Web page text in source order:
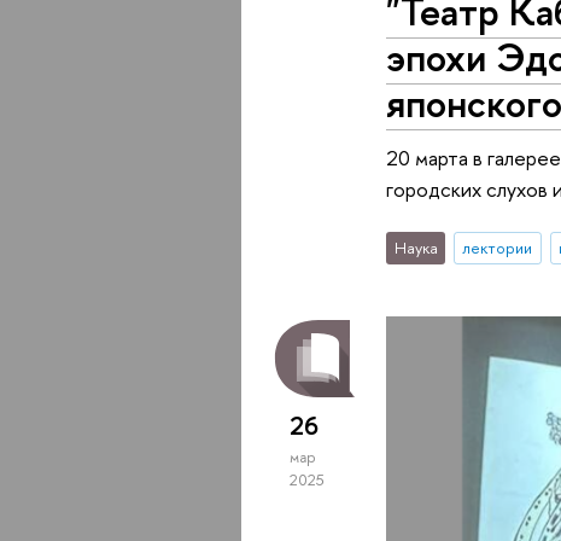
"Театр
эпохи
20 марта в
городских слухов
Наука лектории
26
мар
2025